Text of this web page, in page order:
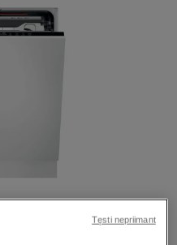
mastelį
Tęsti nepriimant